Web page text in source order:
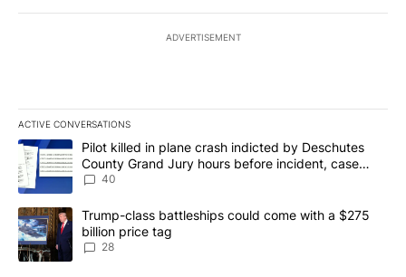
ADVERTISEMENT
ACTIVE CONVERSATIONS
The following is a list of the most commented articles in the last
A trending article titled "Pilot killed in plane crash indicted by
Pilot killed in plane crash indicted by Deschutes
County Grand Jury hours before incident, case
dismissed following death
40
A trending article titled "Trump-class battleships could come
Trump-class battleships could come with a $275
billion price tag
28